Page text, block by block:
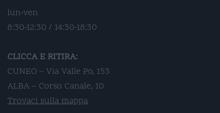
lun-ven
8:30-12:30 / 14:30-18:30
CLICCA E RITIRA:
CUNEO – Via Valle Po, 153
ALBA – Corso Canale, 10
Trovaci sulla mappa